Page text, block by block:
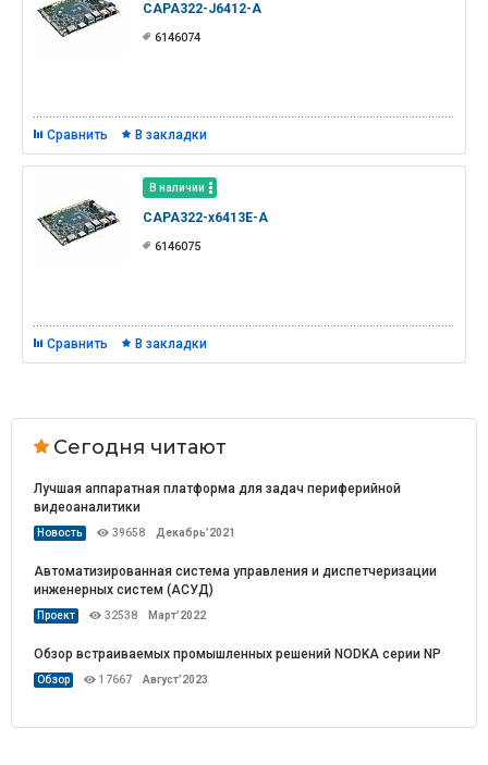
CAPA322-J6412-A
6146074
Сравнить В закладки
В наличии
CAPA322-x6413E-A
6146075
Сравнить В закладки
Сегодня читают
Лучшая аппаратная платформа для задач периферийной
видеоаналитики
Новость 39658 Декабрь’2021
Автоматизированная система управления и диспетчеризации
инженерных систем (АСУД)
Проект 32538 Март’2022
Обзор встраиваемых промышленных решений NODKA серии NP
Обзор 17667 Август’2023